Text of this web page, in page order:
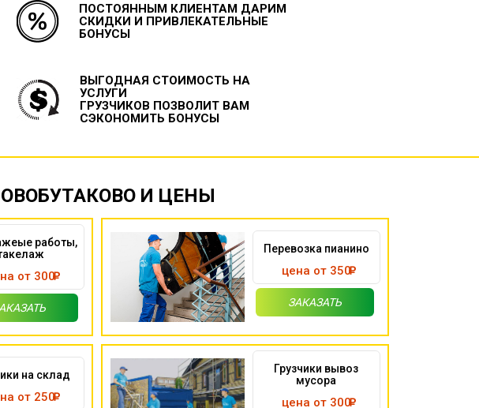
ПОСТОЯННЫМ КЛИЕНТАМ ДАРИМ
СКИДКИ И ПРИВЛЕКАТЕЛЬНЫЕ
БОНУСЫ
ВЫГОДНАЯ СТОИМОСТЬ НА
УСЛУГИ
ГРУЗЧИКОВ ПОЗВОЛИТ ВАМ
СЭКОНОМИТЬ БОНУСЫ
И ЦЕНЫ
работы,
от 300
Перевозка пианино
цена от 350
ЗАКАЗАТЬ
на склад
от 250
Грузчики вывоз
мусора
цена от 300